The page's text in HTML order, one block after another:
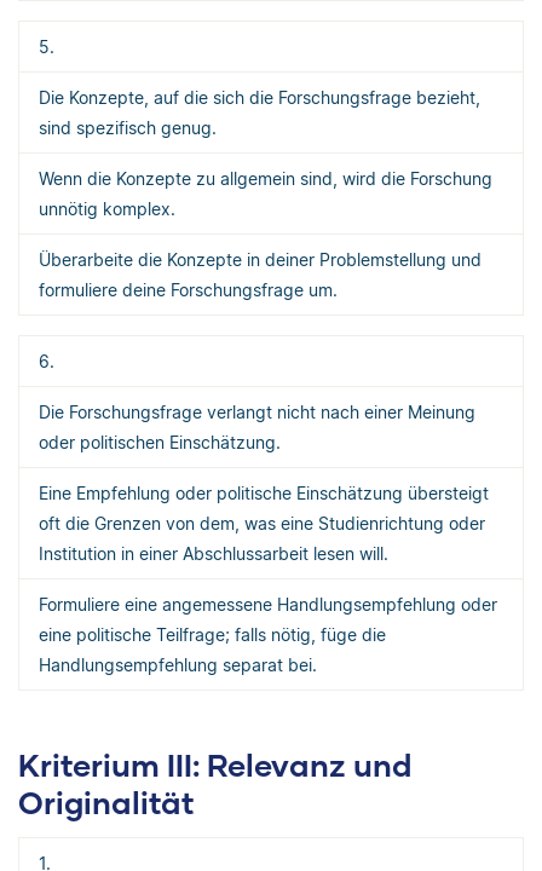
5.
Die Konzepte, auf die sich die Forschungsfrage bezieht,
sind spezifisch genug.
Wenn die Konzepte zu allgemein sind, wird die Forschung
unnötig komplex.
Überarbeite die Konzepte in deiner Problemstellung und
formuliere deine Forschungsfrage um.
6.
Die Forschungsfrage verlangt nicht nach einer Meinung
oder politischen Einschätzung.
Eine Empfehlung oder politische Einschätzung übersteigt
oft die Grenzen von dem, was eine Studienrichtung oder
Institution in einer Abschlussarbeit lesen will.
Formuliere eine angemessene Handlungsempfehlung oder
eine politische Teilfrage; falls nötig, füge die
Handlungsempfehlung separat bei.
Kriterium III: Relevanz und
Originalität
1.